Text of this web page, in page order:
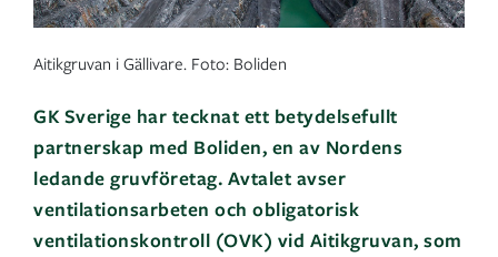
Aitikgruvan i Gällivare. Foto: Boliden
GK Sverige har tecknat ett betydelsefullt
partnerskap med Boliden, en av Nordens
ledande gruvföretag. Avtalet avser
ventilationsarbeten och obligatorisk
ventilationskontroll (OVK) vid Aitikgruvan, som